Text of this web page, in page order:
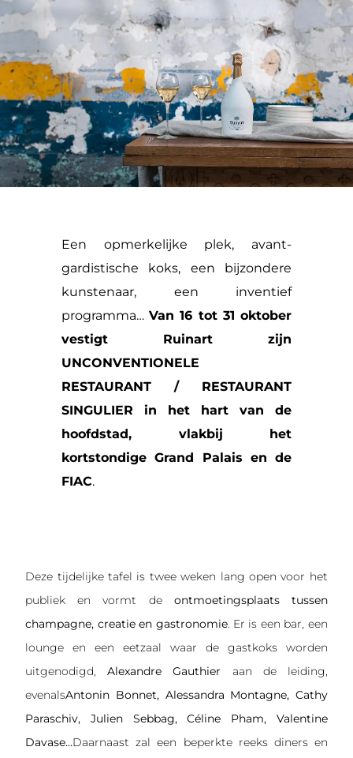
Een opmerkelijke plek, avant-
gardistische koks, een bijzondere
kunstenaar, een inventief
programma…Van 16 tot 31 oktober
vestigt Ruinart zijn
UNCONVENTIONELE
RESTAURANT / RESTAURANT
SINGULIER in het hart van de
hoofdstad, vlakbij het
kortstondige Grand Palais en de
FIAC.
Deze tijdelijke tafel is twee weken lang open voor het
publiek en vormt de ontmoetingsplaats tussen
champagne, creatie en gastronomie. Er is een bar, een
lounge en een eetzaal waar de gastkoks worden
uitgenodigd,Alexandre Gauthier
aan de leiding,
evenalsAntonin Bonnet, Alessandra Montagne, Cathy
Paraschiv, Julien Sebbag, Céline Pham, Valentine
Davase…Daarnaast zal een beperkte reeks diners en